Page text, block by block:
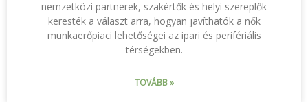
nemzetközi partnerek, szakértők és helyi szereplők
keresték a választ arra, hogyan javíthatók a nők
munkaerőpiaci lehetőségei az ipari és perifériális
térségekben.
TOVÁBB »